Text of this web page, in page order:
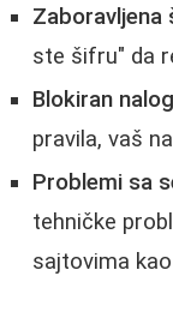
Zaboravljena
ste šifru" da
Blokiran
pravila, vaš
Problemi sa
tehničke
sajtovima